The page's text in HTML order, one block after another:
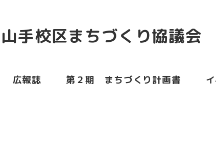
山手校区まちづくり協議会
広報誌 第２期 まちづくり計画書